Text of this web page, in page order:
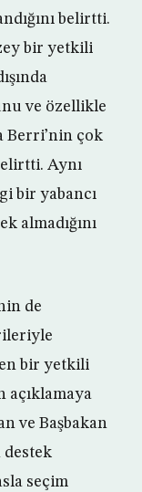
belirtti.
bir yetkili
ve özellikle
Berri’nin çok
Aynı
bir yabancı
almadığını
de
bir yetkili
açıklamaya
ve Başbakan
destek
seçim